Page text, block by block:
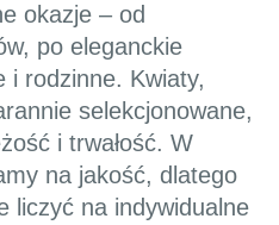
okazje – od
po eleganckie
i rodzinne. Kwiaty,
selekcjonowane,
i trwałość. W
na jakość, dlatego
liczyć na indywidualne